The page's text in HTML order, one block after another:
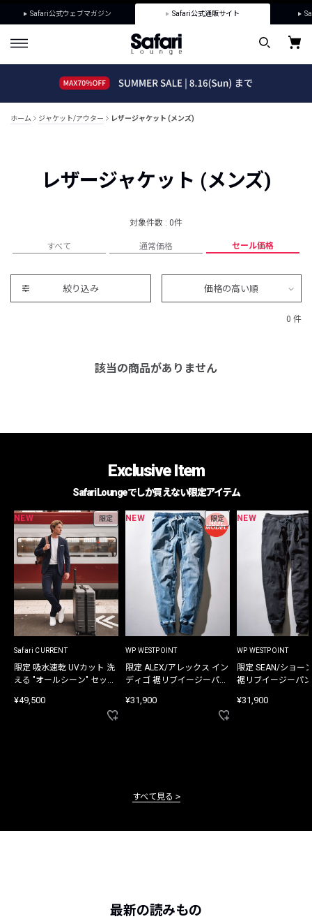
Safari公式ウェブマガジン Safari公式通販サイト
ホーム ジャケット/アウター レザージャケット (メンズ)
レザージャケット (メンズ)
対象件数 : 0件
すべて 通常価格 セール価格
絞り込み 価格の高い順
0 件
該当の商品がありません
Exclusive Item
Safari Loungeでしか買えない限定アイテム
NEW 限定
Safari CURRENT
限定 吸水速乾 UVカット 洗
える "オールシーン" セット
¥49,500
NEW 限定
WP WESTPOINT
限定 ALEX/アレックス イン
ディゴ 裾リブイージーパン
¥31,900
NEW
WP WESTPOINT
限定 SEAN/ショー
裾リブイージーパ
¥31,900
すべて見る
最新の読みもの